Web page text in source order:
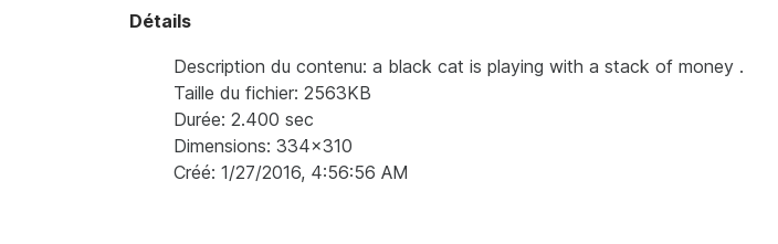
Détails
Description du contenu: a black cat is playing with a stack of money .
Taille du fichier: 2563KB
Durée: 2.400 sec
Dimensions: 334x310
Créé: 1/27/2016, 4:56:56 AM